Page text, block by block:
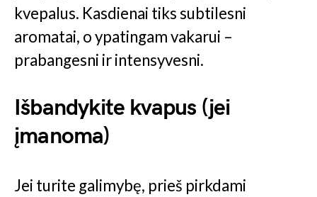
kvepalus. Kasdienai tiks subtilesni
aromatai, o ypatingam vakarui –
prabangesni ir intensyvesni.
Išbandykite kvapus (jei
įmanoma)
Jei turite galimybę, prieš pirkdami